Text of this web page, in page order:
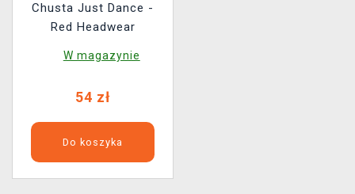
Chusta Just Dance -
Red Headwear
W magazynie
54 zł
Do koszyka